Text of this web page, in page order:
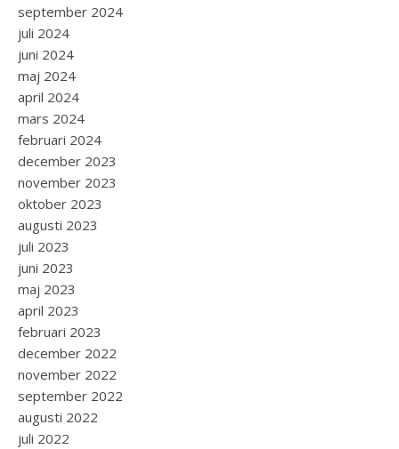
september 2024
juli 2024
juni 2024
maj 2024
april 2024
mars 2024
februari 2024
december 2023
november 2023
oktober 2023
augusti 2023
juli 2023
juni 2023
maj 2023
april 2023
februari 2023
december 2022
november 2022
september 2022
augusti 2022
juli 2022